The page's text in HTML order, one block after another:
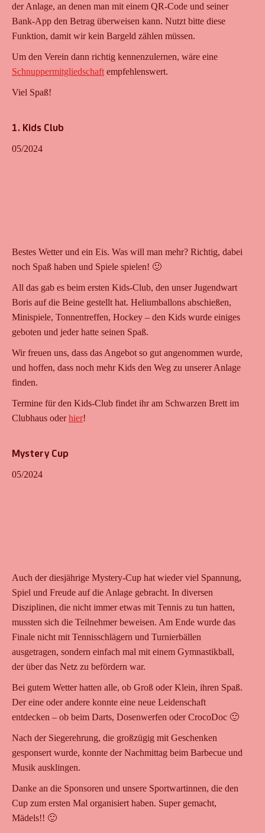
der Anlage, an denen man mit einem QR-Code und seiner
Bank-App den Betrag überweisen kann. Nutzt bitte diese
Funktion, damit wir kein Bargeld zählen müssen.
Um den Verein dann richtig kennenzulernen, wäre eine
Schnuppermitgliedschaft empfehlenswert.
Viel Spaß!
1. Kids Club
05/2024
Bestes Wetter und ein Eis. Was will man mehr? Richtig, dabei
noch Spaß haben und Spiele spielen! 🙂
All das gab es beim ersten Kids-Club, den unser Jugendwart
Boris auf die Beine gestellt hat. Heliumballons abschießen,
Minispiele, Tonnentreffen, Hockey – den Kids wurde einiges
geboten und jeder hatte seinen Spaß.
Wir freuen uns, dass das Angebot so gut angenommen wurde,
und hoffen, dass noch mehr Kids den Weg zu unserer Anlage
finden.
Termine für den Kids-Club findet ihr am Schwarzen Brett im
Clubhaus oderhier!
Mystery Cup
05/2024
Auch der diesjährige Mystery-Cup hat wieder viel Spannung,
Spiel und Freude auf die Anlage gebracht. In diversen
Disziplinen, die nicht immer etwas mit Tennis zu tun hatten,
mussten sich die Teilnehmer beweisen. Am Ende wurde das
Finale nicht mit Tennisschlägern und Turnierbällen
ausgetragen, sondern einfach mal mit einem Gymnastikball,
der über das Netz zu befördern war.
Bei gutem Wetter hatten alle, ob Groß oder Klein, ihren Spaß.
Der eine oder andere konnte eine neue Leidenschaft
entdecken – ob beim Darts, Dosenwerfen oder CrocoDoc 🙂
Nach der Siegerehrung, die großzügig mit Geschenken
gesponsert wurde, konnte der Nachmittag beim Barbecue und
Musik ausklingen.
Danke an die Sponsoren und unsere Sportwartinnen, die den
Cup zum ersten Mal organisiert haben. Super gemacht,
Mädels!! 🙂